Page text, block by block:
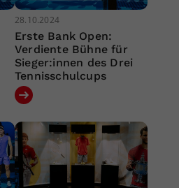
28.10.2024
Erste Bank Open:
Verdiente Bühne für
Sieger:innen des Drei
Tennisschulcups